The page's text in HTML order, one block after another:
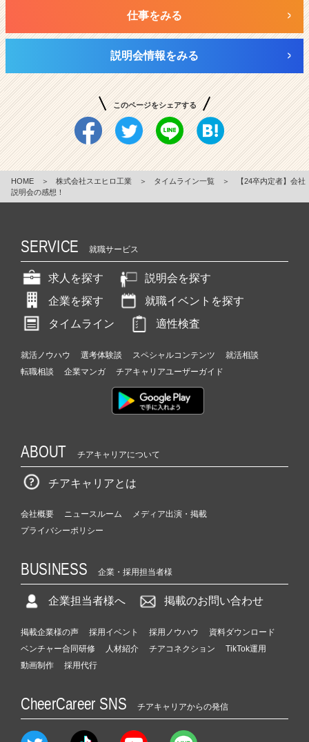
仕事をみる
説明会情報をみる
このページをシェアする
HOME ＞ 株式会社スエヒロ工業 ＞ タイムライン一覧 ＞
【24卒内定者】会社
説明会の感想！
SERVICE 就職サービス
求人を探す
説明会を探す
企業を探す
就職イベントを探す
タイムライン
適性検査
就活ノウハウ 選考体験談 スペシャルコンテンツ
就活相談
転職相談
企業マンガ チアキャリアユーザーガイド
ABOUT チアキャリアについて
チアキャリアとは
会社概要 ニュースルーム
メディア出演・掲載
プライバシーポリシー
BUSINESS 企業・採用担当者様
企業担当者様へ 掲載のお問い合わせ
掲載企業様の声 採用イベント 採用ノウハウ
資料ダウンロード
ベンチャー合同研修
人材紹介 チアコネクション
TikTok運用
動画制作
採用代行
CheerCareer SNS チアキャリアからの発信